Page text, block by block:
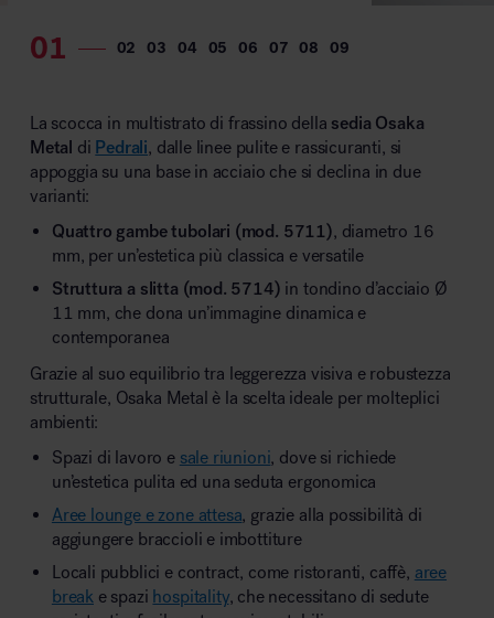
La scocca in multistrato di frassino della sedia Osaka
Metal di Pedrali, dalle linee pulite e rassicuranti, si
appoggia su una base in acciaio che si declina in due
varianti:
Quattro gambe tubolari (mod. 5711), diametro 16
mm, per un’estetica più classica e versatile
Struttura a slitta (mod. 5714) in tondino d’acciaio Ø
11 mm, che dona un’immagine dinamica e
contemporanea
Grazie al suo equilibrio tra leggerezza visiva e robustezza
strutturale, Osaka Metal è la scelta ideale per molteplici
ambienti:
Spazi di lavoro e sale riunioni, dove si richiede
un’estetica pulita ed una seduta ergonomica
Aree lounge e zone attesa, grazie alla possibilità di
aggiungere braccioli e imbottiture
Locali pubblici e contract, come ristoranti, caffè, aree
break e spazi hospitality, che necessitano di sedute